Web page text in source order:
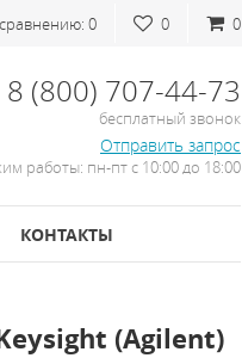
0
0
0
8 (800) 707-44-73
бесплатный звонок
Отправить запрос
работы: пн-пт с 10:00 до 18:00
КОНТАКТЫ
(Agilent)